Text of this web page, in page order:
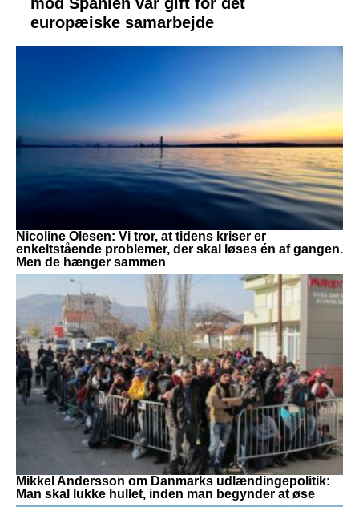
europæiske samarbejde
Nicoline Olesen: Vi tror, at tidens kriser er
enkeltstående problemer, der skal løses én af gangen.
Men de hænger sammen
Mikkel Andersson om Danmarks udlændingepolitik:
Man skal lukke hullet, inden man begynder at øse